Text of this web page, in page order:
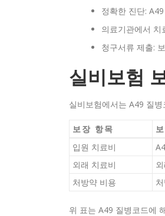
정확한 진단:
의료기관에서 치
청구서류 제출:
실비보험
실비보험에서는 A49 질
보장 항목
입원 치료비
외래 치료비
처방약 비용
위 표는 A49 질병코드에